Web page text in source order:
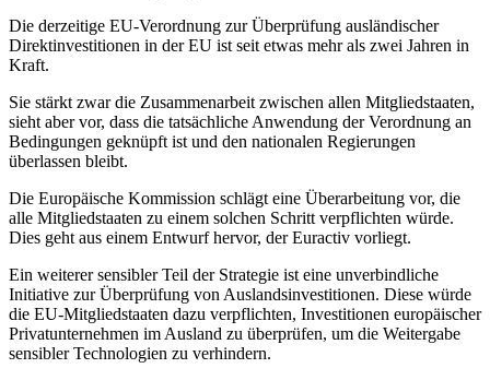
Die derzeitige EU-Verordnung zur Überprüfung ausländischer
Direktinvestitionen in der EU ist seit etwas mehr als zwei Jahren in
Kraft.
Sie stärkt zwar die Zusammenarbeit zwischen allen Mitgliedstaaten,
sieht aber vor, dass die tatsächliche Anwendung der Verordnung an
Bedingungen geknüpft ist und den nationalen Regierungen
überlassen bleibt.
Die Europäische Kommission schlägt eine Überarbeitung vor, die
alle Mitgliedstaaten zu einem solchen Schritt verpflichten würde.
Dies geht aus einem Entwurf hervor, der Euractiv vorliegt.
Ein weiterer sensibler Teil der Strategie ist eine unverbindliche
Initiative zur Überprüfung von Auslandsinvestitionen. Diese würde
die EU-Mitgliedstaaten dazu verpflichten, Investitionen europäischer
Privatunternehmen im Ausland zu überprüfen, um die Weitergabe
sensibler Technologien zu verhindern.